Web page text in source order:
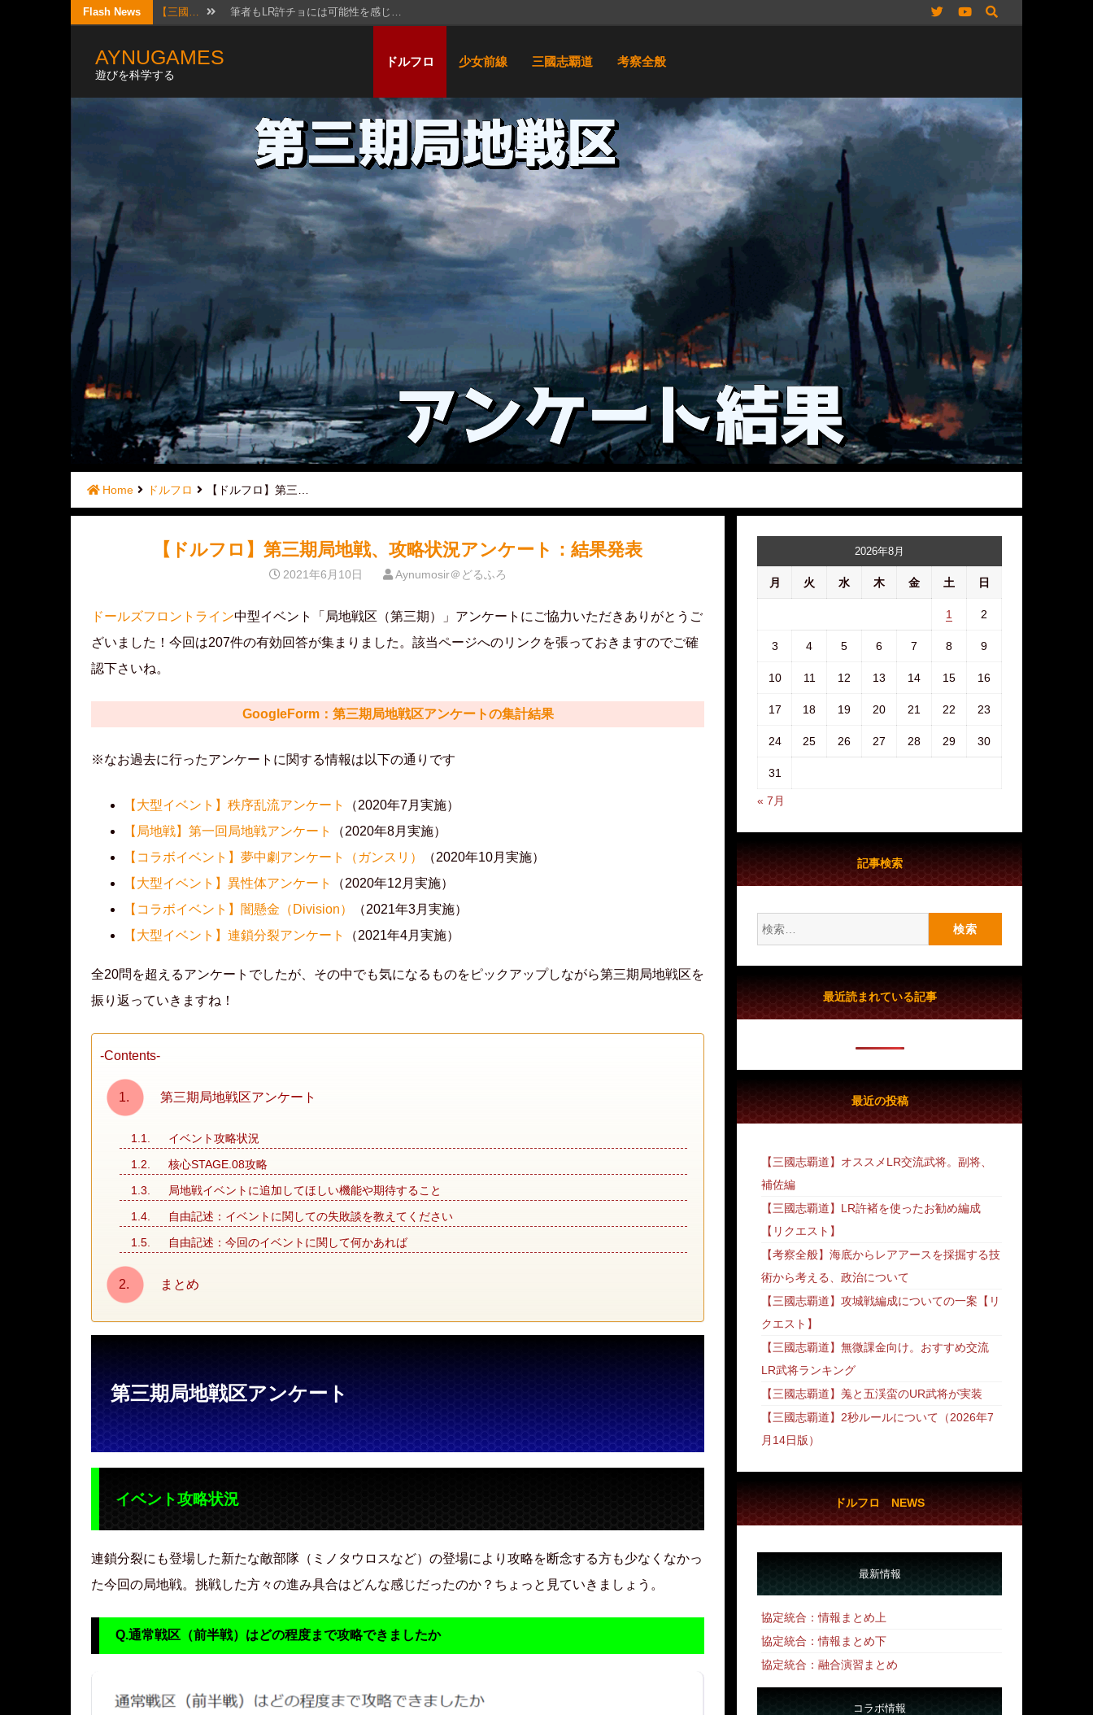
Skip
content
Flash News 【三國… 筆者もLR許チョには可能性を感じ…
【三國…
【三國… 2026年7月20日版。 「無…
【三國… 待っていたぜ。 この時をよぉ！…
リクエストではないのですが、コメ…
かなりワクワクして構えていたので…
日曜日は更新しないと言ったな？ …
【三國… 実は先日、フレンドと個チャしてお…
以前にオススメ交流武将を紹介した…
TwitterYouTube
AYNUGAMES
遊びを科学する
ドルフロ 少女前線 三國志覇道 考察全般
Home ドルフロ 【ドルフロ】第三…
【ドルフロ】第三期局地戦、攻略状況アンケート：結果発表
2021年6月10日 Aynumosir＠どるふろ
ドールズフロントライン中型イベント「局地戦区（第三期）」アンケートにご協力いただきありがとうご
ざいました！今回は207件の有効回答が集まりました。該当ページへのリンクを張っておきますのでご確
認下さいね。
GoogleForm：第三期局地戦区アンケートの集計結果
※なお過去に行ったアンケートに関する情報は以下の通りです
【大型イベント】秩序乱流アンケート
（2020年7月実施）
【局地戦】第一回局地戦アンケート
（2020年8月実施）
【コラボイベント】夢中劇アンケート（ガンスリ）
（2020年10月実施）
【大型イベント】異性体アンケート
（2020年12月実施）
【コラボイベント】闇懸金（Division）
（2021年3月実施）
【大型イベント】連鎖分裂アンケート
（2021年4月実施）
全20問を超えるアンケートでしたが、その中でも気になるものをピックアップしながら第三期局地戦区を
振り返っていきますね！
-Contents-
第三期局地戦区アンケート
イベント攻略状況
核心STAGE.08攻略
局地戦イベントに追加してほしい機能や期待すること
自由記述：イベントに関しての失敗談を教えてください
自由記述：今回のイベントに関して何かあれば
まとめ
第三期局地戦区アンケート
イベント攻略状況
連鎖分裂にも登場した新たな敵部隊（ミノタウロスなど）の登場により攻略を断念する方も少なくなかっ
た今回の局地戦。挑戦した方々の進み具合はどんな感じだったのか？ちょっと見ていきましょう。
Q.通常戦区（前半戦）はどの程度まで攻略できましたか
2026年8月
月 火 水 木 金 土 日
1 2
3 4 5 6 7 8 9
10 11 12 13 14 15 16
17 18 19 20 21 22 23
24 25 26 27 28 29 30
31
« 7月
記事検索
索:
最近読まれている記事
最近の投稿
【三國志覇道】オススメLR交流武将。副将、
補佐編
【三國志覇道】LR許褚を使ったお勧め編成
【リクエスト】
【考察全般】海底からレアアースを採掘する技
術から考える、政治について
【三國志覇道】攻城戦編成についての一案【リ
クエスト】
【三國志覇道】無微課金向け。おすすめ交流
LR武将ランキング
【三國志覇道】羗と五渓蛮のUR武将が実装
【三國志覇道】2秒ルールについて（2026年7
月14日版）
ドルフロ NEWS
最新情報
協定統合：情報まとめ上
協定統合：情報まとめ下
協定統合：融合演習まとめ
コラボ情報